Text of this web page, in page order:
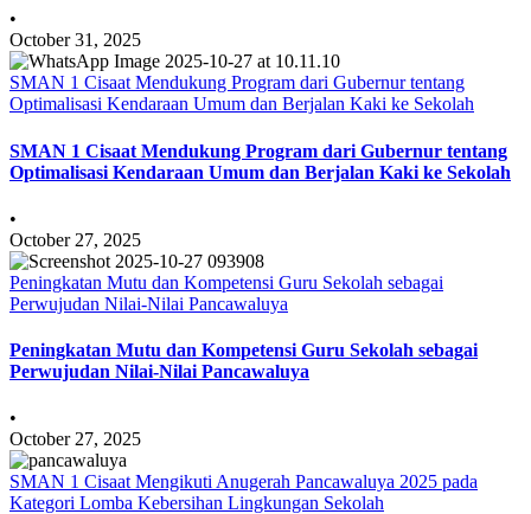
•
October 31, 2025
SMAN 1 Cisaat Mendukung Program dari Gubernur tentang
Optimalisasi Kendaraan Umum dan Berjalan Kaki ke Sekolah
SMAN 1 Cisaat Mendukung Program dari Gubernur tentang
Optimalisasi Kendaraan Umum dan Berjalan Kaki ke Sekolah
•
October 27, 2025
Peningkatan Mutu dan Kompetensi Guru Sekolah sebagai
Perwujudan Nilai-Nilai Pancawaluya
Peningkatan Mutu dan Kompetensi Guru Sekolah sebagai
Perwujudan Nilai-Nilai Pancawaluya
•
October 27, 2025
SMAN 1 Cisaat Mengikuti Anugerah Pancawaluya 2025 pada
Kategori Lomba Kebersihan Lingkungan Sekolah